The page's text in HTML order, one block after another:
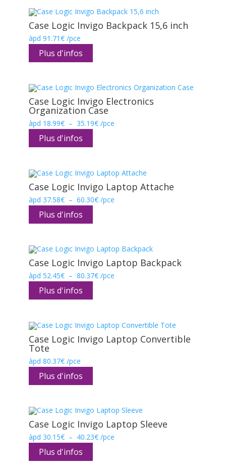
Case Logic Invigo Backpack 15,6 inch
àpd 91.71€/pce
Plus d'infos
Case Logic Invigo Electronics
Organization Case
àpd 18.99€ – 35.19€Plage
de
/pce
Plus d'infos
Case Logic Invigo Laptop Attache
àpd 37.58€ – 60.30€Plage
de
/pce
Plus d'infos
Case Logic Invigo Laptop Backpack
àpd 52.45€ – 80.37€Plage
de
/pce
Plus d'infos
Case Logic Invigo Laptop Convertible
Tote
àpd 80.37€/pce
Plus d'infos
Case Logic Invigo Laptop Sleeve
àpd 30.15€ – 40.23€Plage
de
/pce
Plus d'infos